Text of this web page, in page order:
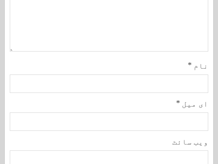
نام *
ای میل *
ویب‌ سائٹ